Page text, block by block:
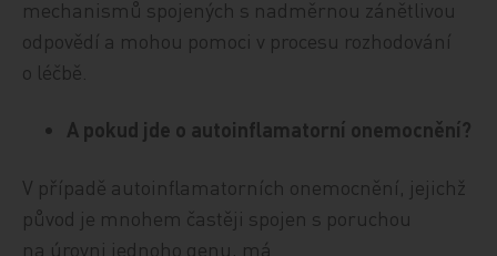
mechanismů spojených s nadměrnou zánětlivou
odpovědí a mohou pomoci v procesu rozhodování
o léčbě.
A pokud jde o autoinflamatorní onemocnění?
V případě autoinflamatorních onemocnění, jejichž
původ je mnohem častěji spojen s poruchou
na úrovni jednoho genu, má